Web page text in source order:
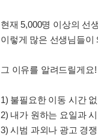
현재 5,000명 이상의 선
이렇게 많은 선생님들
그 이유를 알려드릴게요!
1) 불필요한 이동 시간
2) 내가 원하는 요일과
3) 시범 과외나 광고 경